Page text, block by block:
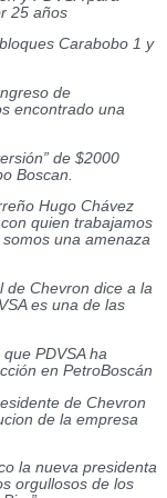
25 años
Carabobo 1 y
de
encontrado una
de $2000
Boscan.
Hugo Chávez
quien trabajamos
una amenaza
de Chevron dice a la
es una de las
PDVSA ha
en PetroBoscán
de Chevron
de la empresa
la nueva presidenta
orgullosos de los